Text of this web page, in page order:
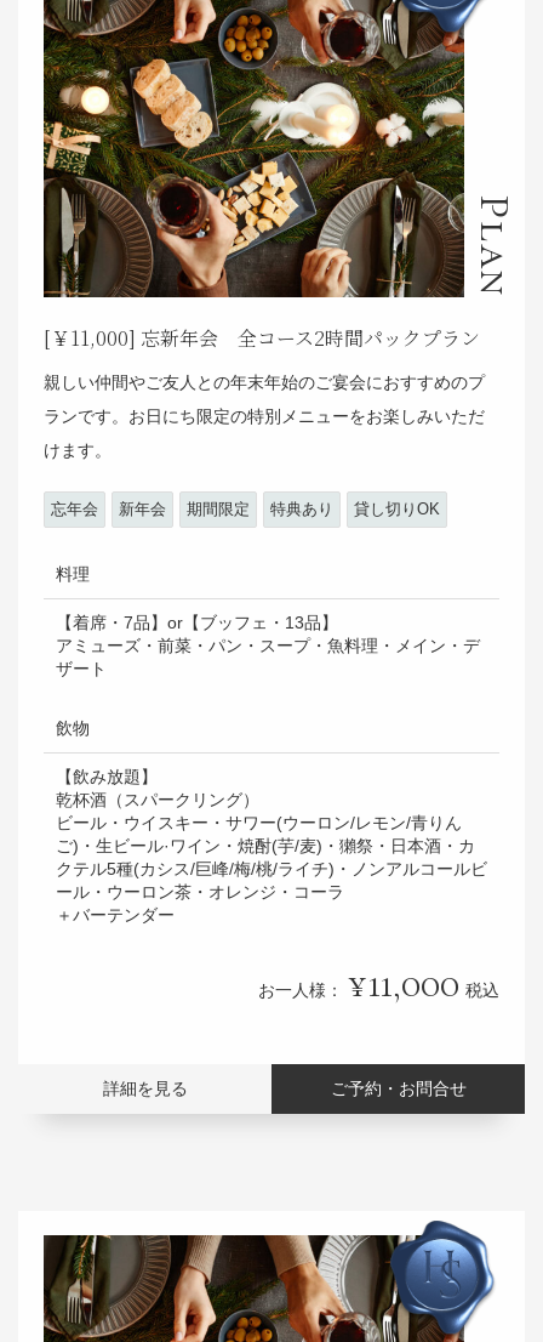
Plan
[￥11,000] 忘新年会 全コース2時間パックプラン
親しい仲間やご友人との年末年始のご宴会におすすめのプ
ランです。お日にち限定の特別メニューをお楽しみいただ
けます。
忘年会 新年会 期間限定 特典あり 貸し切りOK
料理
【着席・7品】or【ブッフェ・13品】
アミューズ・前菜・パン・スープ・魚料理・メイン・デ
ザート
飲物
【飲み放題】
乾杯酒（スパークリング）
ビール・ウイスキー・サワー(ウーロン/レモン/青りん
ご)・生ビール·ワイン・焼酎(芋/麦)・獺祭・日本酒・カ
クテル5種(カシス/巨峰/梅/桃/ライチ)・ノンアルコールビ
ール・ウーロン茶・オレンジ・コーラ
＋バーテンダー
お一人様： 11,000 税込
詳細を見る ご予約・お問合せ